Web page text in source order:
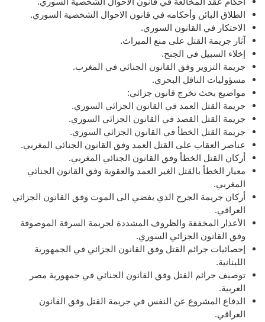
الطلاق البائن وأحكامه في قانون الاحوال الشخصية السوري.
الاحتكار في القانون السوري.
آثار جريمة القتل على منع الميراث.
إخلاء السبيل في الجنح.
جريمة التزوير وفق القانون الجنائي في المغرب.
مسؤوليات الناقل البحري.
مواضيع بحث تخرج قانون جزائي:
جريمة القتل العمد في القانون الجزائي السوري.
جريمة القتل القصد في القانون الجزائي السوري.
جريمة القتل الخطأ في القانون الجزائي السوري.
عناصر العقاب على القتل العمد وفق القانون الجنائي المغربي.
أركان القتل الخطأ وفق القانون الجنائي المغربي.
معيار الخطأ بالقتل الغير العمد والعقوبة وفق القانون الجنائي
المغربي.
أركان جريمة الجرح الذي يفضي الى الموت وفق القانون الجزائي
العراقي.
الأعذار المخففة والظروف المشددة لجريمة السرقة الموصوفة
وفق القانون الجزائي السوري.
إحصائيات جرائم القتل وفق القانون الجزائي في الجمهورية
اللبنانية.
توصيف جرائم القتل وفق القانون الجنائي في جمهورية مصر
العربية.
الدفاع المشروع عن النفس في جريمة القتل وفق القانون
العراقي.